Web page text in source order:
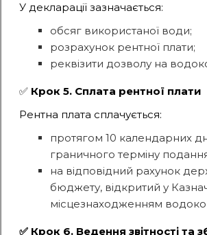
У декларації зазначається:
обсяг використаної води;
розрахунок рентної плати;
реквізити дозволу на
✅ Крок 5. Сплата рентної плати
Рентна плата сплачується:
протягом 10 календарних
граничного терміну
на відповідний рахунок
бюджету, відкритий у
місцезнаходженням
✅ Крок 6. Ведення звітності та